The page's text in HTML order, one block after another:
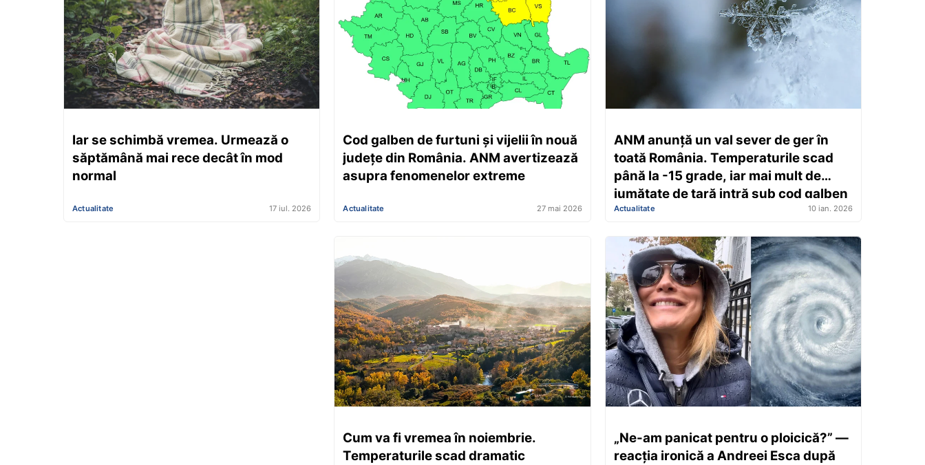
Iar se schimbă vremea. Urmează o
săptămână mai rece decât în mod
normal
Actualitate 17 iul. 2026
Cod galben de furtuni și vijelii în nouă
județe din România. ANM avertizează
asupra fenomenelor extreme
Actualitate 27 mai 2026
ANM anunță un val sever de ger în
toată România. Temperaturile scad
până la -15 grade, iar mai mult de
jumătate de țară intră sub cod galben
Actualitate 10 ian. 2026
Cum va fi vremea în noiembrie.
Temperaturile scad dramatic
„Ne-am panicat pentru o ploicică?” —
reacția ironică a Andreei Esca după